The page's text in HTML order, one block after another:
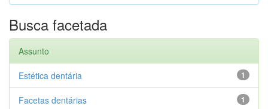
Busca facetada
Assunto
1
Estética dentária
1
Facetas dentárias